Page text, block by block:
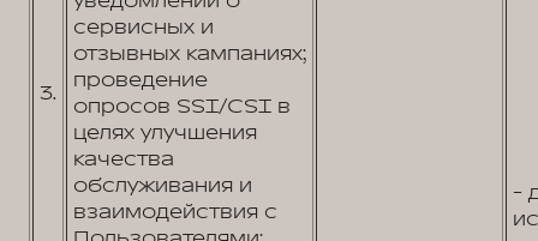
3.
сервисных и
отзывных кампаниях;
проведение
опросов SSI/CSI в
целях улучшения
качества
обслуживания и
взаимодействия с
-